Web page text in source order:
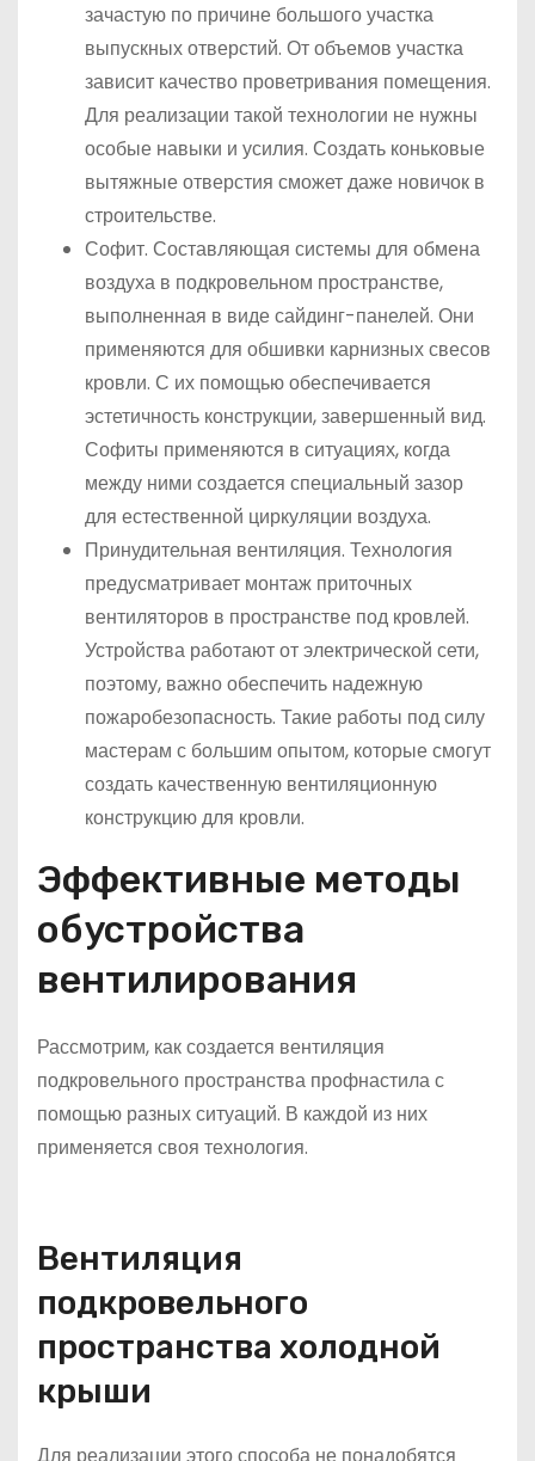
зачастую по причине большого участка
выпускных отверстий. От объемов участка
зависит качество проветривания помещения.
Для реализации такой технологии не нужны
особые навыки и усилия. Создать коньковые
вытяжные отверстия сможет даже новичок в
строительстве.
Софит. Составляющая системы для обмена
воздуха в подкровельном пространстве,
выполненная в виде сайдинг-панелей. Они
применяются для обшивки карнизных свесов
кровли. С их помощью обеспечивается
эстетичность конструкции, завершенный вид.
Софиты применяются в ситуациях, когда
между ними создается специальный зазор
для естественной циркуляции воздуха.
Принудительная вентиляция. Технология
предусматривает монтаж приточных
вентиляторов в пространстве под кровлей.
Устройства работают от электрической сети,
поэтому, важно обеспечить надежную
пожаробезопасность. Такие работы под силу
мастерам с большим опытом, которые смогут
создать качественную вентиляционную
конструкцию для кровли.
Эффективные методы
обустройства
вентилирования
Рассмотрим, как создается вентиляция
подкровельного пространства профнастила с
помощью разных ситуаций. В каждой из них
применяется своя технология.
Вентиляция
подкровельного
пространства холодной
крыши